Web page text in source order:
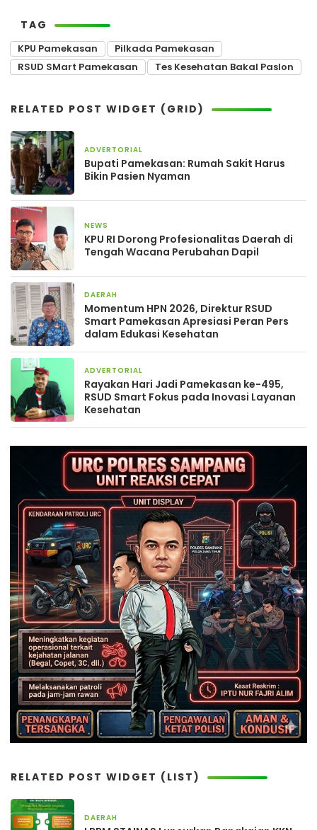
TAG
KPU Pamekasan
Pilkada Pamekasan
RSUD SMart Pamekasan
Tes Kesehatan Bakal Paslon
RELATED POST WIDGET (GRID)
ADVERTORIAL
Bupati Pamekasan: Rumah Sakit Harus
Bikin Pasien Nyaman
NEWS
KPU RI Dorong Profesionalitas Daerah di
Tengah Wacana Perubahan Dapil
DAERAH
Momentum HPN 2026, Direktur RSUD
Smart Pamekasan Apresiasi Peran Pers
dalam Edukasi Kesehatan
ADVERTORIAL
Rayakan Hari Jadi Pamekasan ke-495,
RSUD Smart Fokus pada Inovasi Layanan
Kesehatan
RELATED POST WIDGET (LIST)
DAERAH